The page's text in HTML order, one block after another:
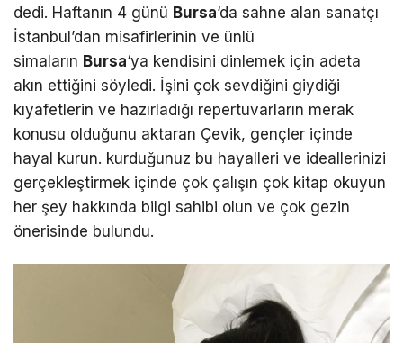
dedi. Haftanın 4 günü Bursa‘da sahne alan sanatçı
İstanbul’dan misafirlerinin ve ünlü
simaların Bursa‘ya kendisini dinlemek için adeta
akın ettiğini söyledi. İşini çok sevdiğini giydiği
kıyafetlerin ve hazırladığı repertuvarların merak
konusu olduğunu aktaran Çevik, gençler içinde
hayal kurun. kurduğunuz bu hayalleri ve ideallerinizi
gerçekleştirmek içinde çok çalışın çok kitap okuyun
her şey hakkında bilgi sahibi olun ve çok gezin
önerisinde bulundu.